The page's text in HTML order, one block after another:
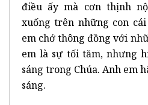
điều ấy mà cơn thịnh
xuống trên những con
em chớ thông đồng với
em là sự tối tăm, nhưng
sáng trong Chúa. Anh em
sáng.